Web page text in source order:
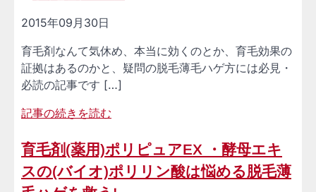
2015年09月30日
育毛剤なんて気休め、本当に効くのとか、育毛効果の
証拠はあるのかと、疑問の脱毛薄毛ハゲ方には必見・
必読の記事です […]
記事の続きを読む
育毛剤(薬用)ポリピュアEX ・酵母エキ
スの(バイオ)ポリリン酸は悩める脱毛薄